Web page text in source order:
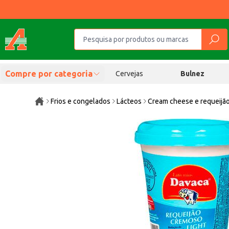
Compre por categoria Cervejas Bulnez
Frios e congelados Lácteos Cream cheese e